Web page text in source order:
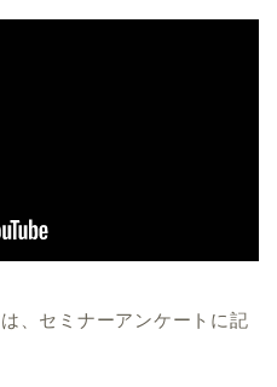
、セミナーアンケートに記